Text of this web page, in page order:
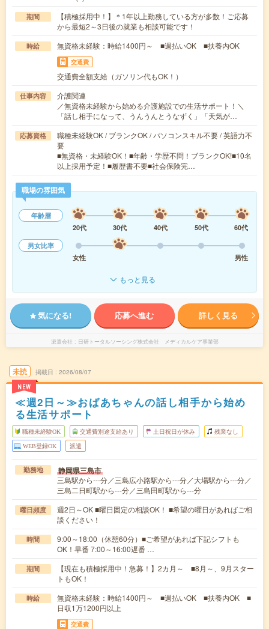
期間
【積極採用中！】＊1年以上勤務している方が多数！ご応募
から最短2～3日後の就業も相談可能です！
時給 無資格未経験：時給1400円～ ■週払いOK ■扶養内OK
交通費
交通費全額支給（ガソリン代もOK！）
仕事内容
介護関連
／無資格未経験から始める介護施設での生活サポート！＼
「話し相手になって、うんうんとうなずく」「天気が…
応募資格
職種未経験OK / ブランクOK / パソコンスキル不要 / 英語力不
要
■無資格・未経験OK！■年齢・学歴不問！ブランクOK!■10名
以上採用予定！■履歴書不要■社会保険完…
職場の雰囲気
年齢層
20代
30代 40代 50代
60代
男女比率
女性
男性
もっと見る
気になる! 応募へ進む 詳しく見る
派遣会社 日研トータルソーシング株式会社 メディカルケア事業部
未読
NEW
掲載日 2026/08/07
≪週2日～≫おばあちゃんの話し相手から始め
る生活サポート
職種未経験OK 交通費別途支給あり 土日祝日が休み 残業なし
WEB登録OK 派遣
勤務地 静岡県三島市
三島駅から---分／三島広小路駅から---分／大場駅から---分／
三島二日町駅から---分／三島田町駅から---分
曜日頻度
週2日～OK ■曜日固定の相談OK！ ■希望の曜日があればご相
談ください！
時間
9:00～18:00（休憩60分）■ご希望があれば下記シフトも
OK！早番 7:00～16:00遅番 …
期間
【現在も積極採用中！急募！】2カ月～ ■8月～、9月スター
トもOK！
時給
無資格未経験：時給1400円～ ■週払いOK ■扶養内OK ■
日収1万1200円以上
交通費